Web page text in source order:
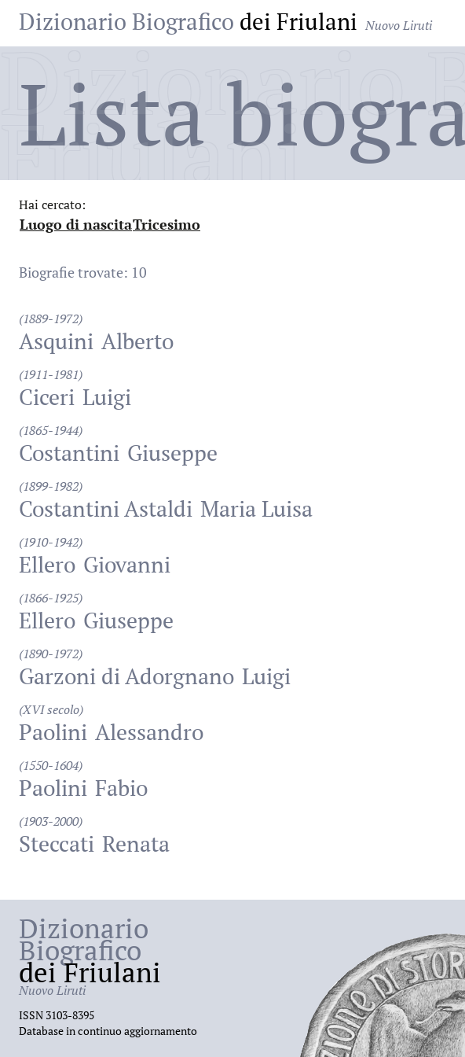
Dizionario Biografico dei Friulani Nuovo Liruti
Dizionario
Friulani
Lista
Hai cercato:
Luogo di nascita
:Tricesimo
Biografie trovate: 10
(1889-1972)
Asquini Alberto
(1911-1981)
Ciceri Luigi
(1865-1944)
Costantini Giuseppe
(1899-1982)
Costantini Astaldi Maria Luisa
(1910-1942)
Ellero Giovanni
(1866-1925)
Ellero Giuseppe
(1890-1972)
Garzoni di Adorgnano Luigi
(XVI secolo)
Paolini Alessandro
(1550-1604)
Paolini Fabio
(1903-2000)
Steccati Renata
Dizionario
Biografico
dei Friulani
Nuovo Liruti
ISSN 3103-8395
Database in continuo aggiornamento